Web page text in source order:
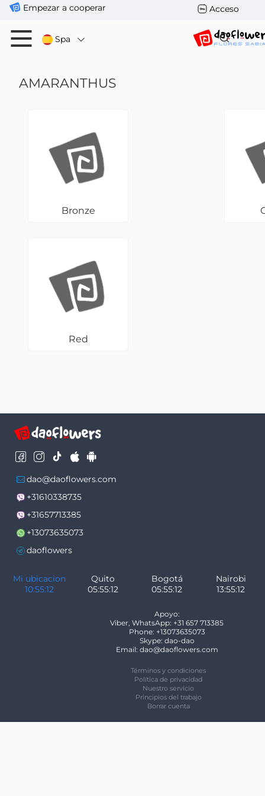
Empezar a cooperar Acceso
Spa
AMARANTHUS
Bronze
Red
dao@daoflowers.com
+31610338735
+31657713385
+13073635073
daoflowers
Mi ubicacion
10:55:12
Quito
05:55:12
Bogotá
05:55:12
Nairobi
13:55:12
Apoyo:
Viber, WhatsApp: +31 657 713385
Phone: +13073635073
Skype: dao-dao
Email: dao@daoflowers.com
Términos y condiciones
Política de privacidad
Nuestro servicio
Principios del trabajo
Borrar cuenta